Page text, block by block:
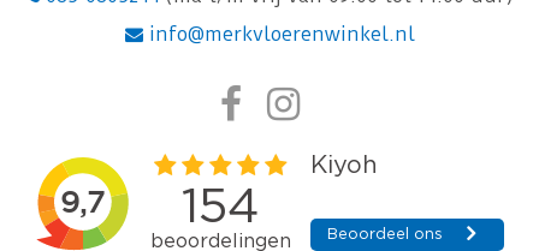
info@merkvloerenwinkel.nl